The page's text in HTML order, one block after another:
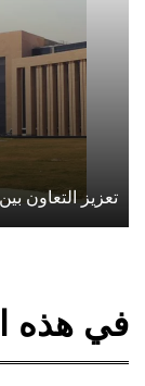
تعزيز التعاون
في هذه